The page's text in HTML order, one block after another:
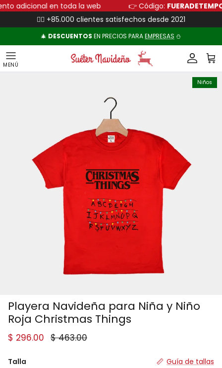
Ir al contenidoadicional en toda la web 👉 Código:
👍🏻 +85.000 clientes satisfechos desde 2021
🎄 DESCUENTOS EN PRECIOS PARAEMPRESAS ⛄
Cuenta
Niños
Playera Navideña para Niña y Niño
Roja Christmas Things
Precio de venta
$ 296.00 Precio normal
$ 463.00
Talla Guía de tallas